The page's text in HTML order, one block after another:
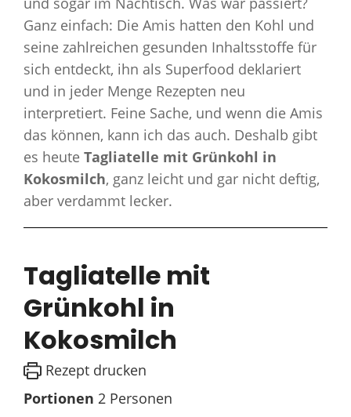
Ganz einfach: Die Amis hatten den Kohl und
seine zahlreichen gesunden Inhaltsstoffe für
sich entdeckt, ihn als Superfood deklariert
und in jeder Menge Rezepten neu
interpretiert. Feine Sache, und wenn die Amis
das können, kann ich das auch. Deshalb gibt
es heute Tagliatelle mit Grünkohl in
Kokosmilch, ganz leicht und gar nicht deftig,
aber verdammt lecker.
Tagliatelle mit
Grünkohl in
Kokosmilch
Rezept drucken
Portionen 2 Personen